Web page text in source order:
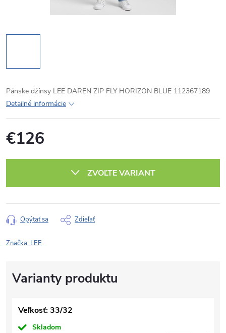
Pánske džínsy LEE DAREN ZIP FLY HORIZON BLUE 112367189
Detailné informácie
€126
ZVOĽTE VARIANT
Opýtať sa Zdieľať
Značka: LEE
Veľkosť: 33/32
Skladom